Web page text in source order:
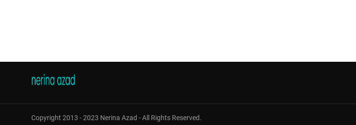
Copyright 2013 - 2023 Nerina Azad - All Rights Reserved.